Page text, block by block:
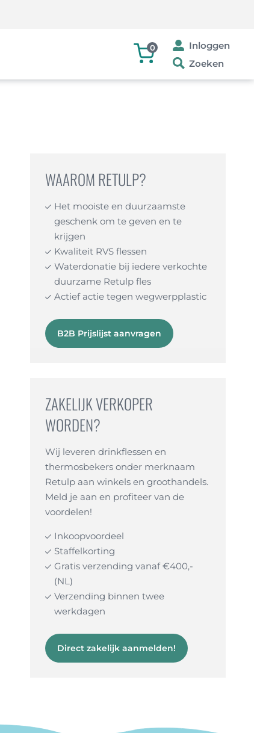
0
Inloggen
Zoeken
WAAROM RETULP?
Het mooiste en duurzaamste
geschenk om te geven en te
krijgen
Kwaliteit RVS flessen
Waterdonatie bij iedere verkochte
duurzame Retulp fles
Actief actie tegen wegwerpplastic
B2B Prijslijst aanvragen
ZAKELIJK VERKOPER
WORDEN?
Wij leveren drinkflessen en
thermosbekers onder merknaam
Retulp aan winkels en groothandels.
Meld je aan en profiteer van de
voordelen!
Inkoopvoordeel
Staffelkorting
Gratis verzending vanaf €400,-
(NL)
Verzending binnen twee
werkdagen
Direct zakelijk aanmelden!